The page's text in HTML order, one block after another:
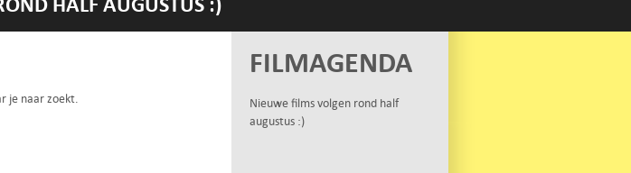
je naar zoekt.
FILMAGENDA
Nieuwe films volgen rond half
augustus :)